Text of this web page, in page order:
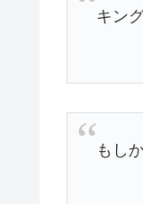
キン
もし